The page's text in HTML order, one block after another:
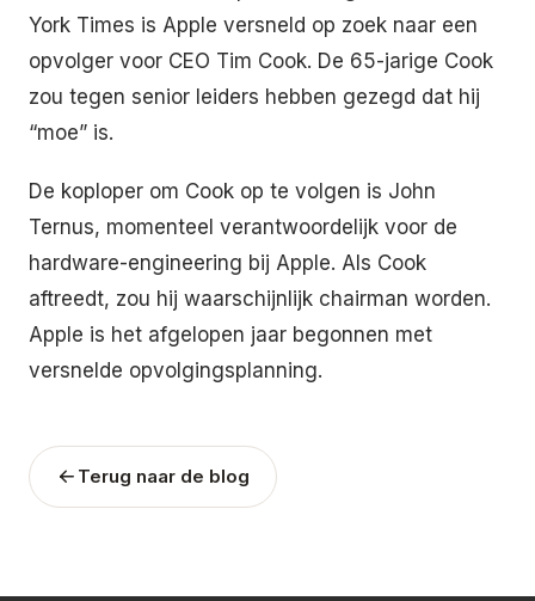
York Times is Apple versneld op zoek naar een
opvolger voor CEO Tim Cook. De 65-jarige Cook
zou tegen senior leiders hebben gezegd dat hij
“moe” is.
De koploper om Cook op te volgen is John
Ternus, momenteel verantwoordelijk voor de
hardware-engineering bij Apple. Als Cook
aftreedt, zou hij waarschijnlijk chairman worden.
Apple is het afgelopen jaar begonnen met
versnelde opvolgingsplanning.
Terug naar de blog